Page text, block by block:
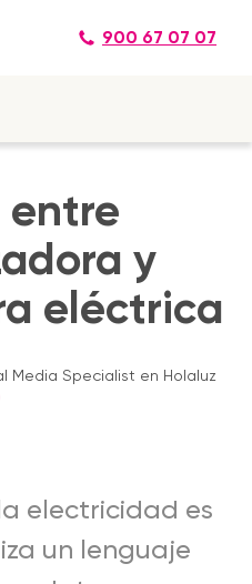
900 67 07 07
entre
y
eléctrica
Media Specialist en Holaluz
electricidad es
un lenguaje